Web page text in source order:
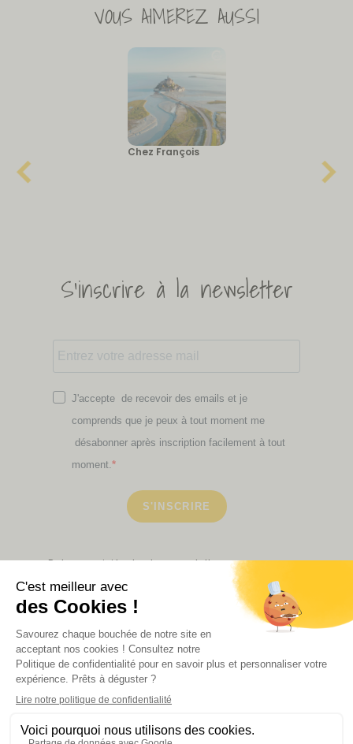
VOUS AIMEREZ AUSSI
Chez François
S'inscrire à la newsletter
J'accepte de recevoir des emails et je
comprends que je peux à tout moment me
désabonner après inscription facilement à tout
moment.
S'INSCRIRE
Retrouvez ici toutes les newsletters que vous avez
VOIR NOS PARTENAIRES
LA BOUTIQUE